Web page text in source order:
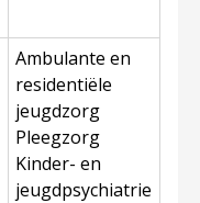
Ambulante en
residentiële
jeugdzorg
Pleegzorg
Kinder- en
jeugdpsychiatrie